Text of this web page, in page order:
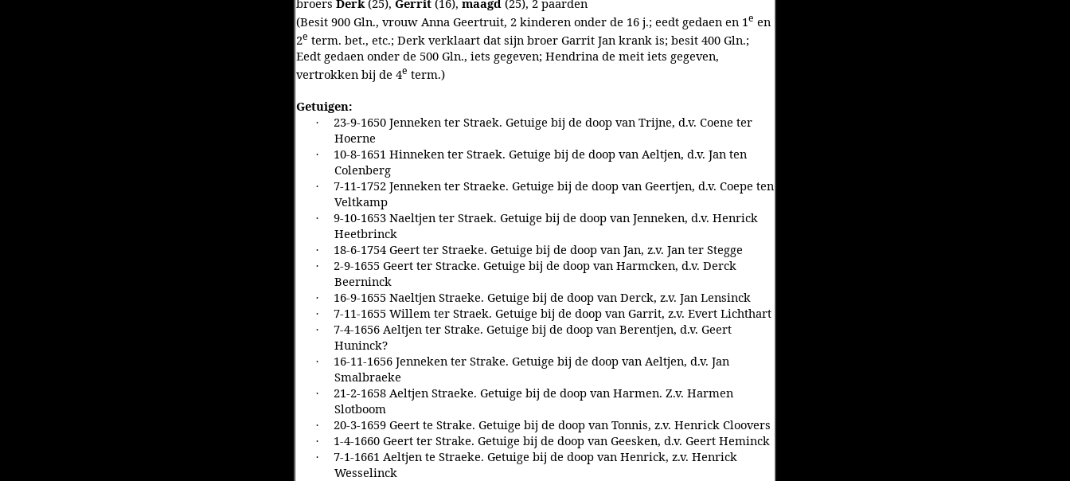
broers Derk(25), Gerrit (16), maagd (25), 2 paarden
(Besit 900 Gln., vrouw Anna Geertruit, 2 kinderen onder de 16 j.; eedt gedaen en 1e en
2e term. bet., etc.; Derk verklaart dat sijn broer Garrit Jan krank is; besit 400 Gln.;
Eedt gedaen onder de 500 Gln., iets gegeven; Hendrina de meit iets gegeven,
vertrokken bij de 4e term.)
Getuigen:
·
23-9-1650 Jenneken ter Straek. Getuige bij de doop van Trijne, d.v. Coene ter
Hoerne
·
10-8-1651 Hinneken ter Straek. Getuige bij de doop van Aeltjen, d.v. Jan ten
Colenberg
·
7-11-1752 Jenneken ter Straeke. Getuige bij de doop van Geertjen, d.v. Coepe ten
Veltkamp
·
9-10-1653 Naeltjen ter Straek. Getuige bij de doop van Jenneken, d.v. Henrick
Heetbrinck
· 18-6-1754 Geert ter Straeke. Getuige bij de doop van Jan, z.v. Jan ter Stegge
·
2-9-1655 Geert ter Stracke. Getuige bij de doop van Harmcken, d.v. Derck
Beerninck
· 16-9-1655 Naeltjen Straeke. Getuige bij de doop van Derck, z.v. Jan Lensinck
· 7-11-1655 Willem ter Straek. Getuige bij de doop van Garrit, z.v. Evert Lichthart
·
7-4-1656 Aeltjen ter Strake. Getuige bij de doop van Berentjen, d.v. Geert
Huninck?
·
16-11-1656 Jenneken ter Strake. Getuige bij de doop van Aeltjen, d.v. Jan
Smalbraeke
·
21-2-1658 Aeltjen Straeke. Getuige bij de doop van Harmen. Z.v. Harmen
Slotboom
· 20-3-1659 Geert te Strake. Getuige bij de doop van Tonnis, z.v. Henrick Cloovers
· 1-4-1660 Geert ter Strake. Getuige bij de doop van Geesken, d.v. Geert Heminck
·
7-1-1661 Aeltjen te Straeke. Getuige bij de doop van Henrick, z.v. Henrick
Wesselinck